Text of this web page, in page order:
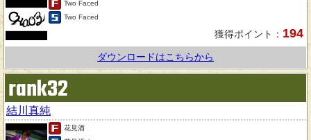
Two Faced
Two Faced
獲得ポイント： 194
ダウンロードはこちらから
rank32
結川真純
花見酒